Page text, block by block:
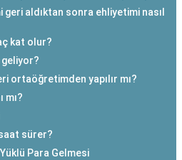
aldıktan sonra ehliyetimi nasıl
kat olur?
ortaöğretimden yapılır mı?
mı?
sürer?
Para Gelmesi